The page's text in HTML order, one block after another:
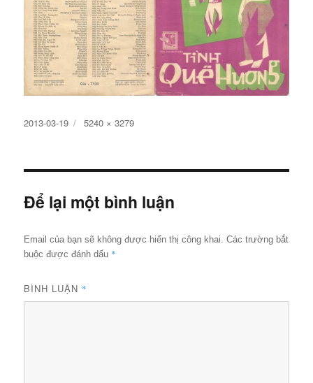
Đăng
2013-03-19
Kích
đủ
5240 × 3279
Để lại một bình luận
Email của bạn sẽ không được hiển thị công khai. Các trường bắt
buộc được đánh dấu *
BÌNH LUẬN *